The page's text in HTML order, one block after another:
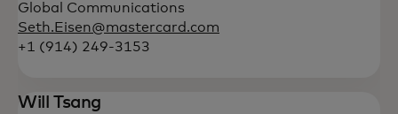
For innovatører
Global Communications
Seth.Eisen@mastercard.com
+1 (914) 249-3153
Will Tsang